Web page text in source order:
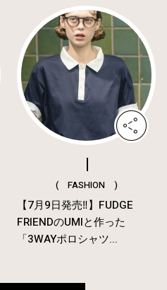
( FASHION )
【7月9日発売‼︎】FUDGE
FRIENDのUMIと作った
「3WAYポロシャツ...